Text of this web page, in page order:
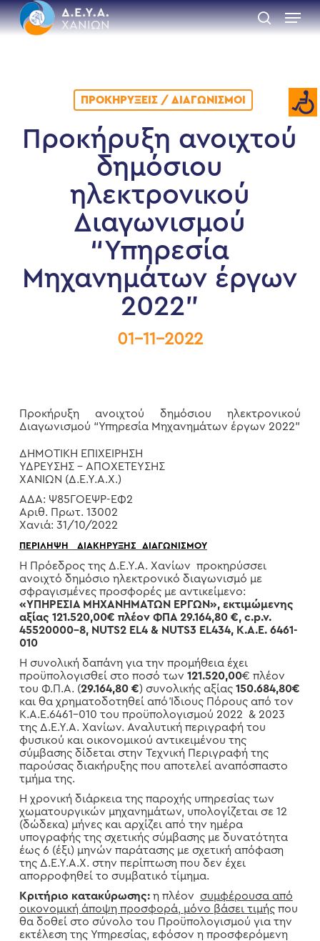
Skip
to
main
search
Menu
ΠΡΟΚΗΡΎΞΕΙΣ / ΔΙΑΓΩΝΙΣΜΟΊ
Προκήρυξη ανοιχτού
δημόσιου
ηλεκτρονικού
Διαγωνισμού
“Υπηρεσία
Μηχανημάτων έργων
2022”
01-11-2022
Προκήρυξη ανοιχτού δημόσιου ηλεκτρονικού
Διαγωνισμού “Υπηρεσία Μηχανημάτων έργων 2022”
ΔΗΜΟΤΙΚΗ ΕΠΙΧΕΙΡΗΣΗ
ΥΔΡΕΥΣΗΣ – ΑΠΟΧΕΤΕΥΣΗΣ
ΧΑΝΙΩΝ (Δ.Ε.Υ.Α.Χ.)
ΑΔΑ: Ψ85ΓΟΕΨΡ-ΕΦ2
Αριθ. Πρωτ. 13002
Χανιά: 31/10/2022
ΠΕΡΙΛΗΨΗ ΔΙΑΚΗΡΥΞΗΣ ΔΙΑΓΩΝΙΣΜΟΥ
Η Πρόεδρος της Δ.Ε.Υ.Α. Χανίων προκηρύσσει
ανοιχτό δημόσιο ηλεκτρονικό διαγωνισμό με
σφραγισμένες προσφορές με αντικείμενο:
«ΥΠΗΡΕΣΙΑ ΜΗΧΑΝΗΜΑΤΩΝ ΕΡΓΩΝ», εκτιμώμενης
αξίας 121.520,00€ πλέον ΦΠΑ 29.164,80 €, c.p.v.
45520000-8, NUTS2 EL4 & NUTS3 EL434, Κ.Α.Ε. 6461-
010
Η συνολική δαπάνη για την προμήθεια έχει
προϋπολογισθεί στο ποσό των 121.520,00€ πλέον
του Φ.Π.Α. (29.164,80 €) συνολικής αξίας 150.684,80€
και θα χρηματοδοτηθεί από Ίδιους Πόρους από τον
Κ.Α.Ε.6461-010 του προϋπολογισμού 2022 & 2023
της Δ.Ε.Υ.Α. Χανίων. Αναλυτική περιγραφή του
φυσικού και οικονομικού αντικειμένου της
σύμβασης δίδεται στην Τεχνική Περιγραφή της
παρούσας διακήρυξης που αποτελεί αναπόσπαστο
τμήμα της.
Η χρονική διάρκεια της παροχής υπηρεσίας των
χωματουργικών μηχανημάτων, υπολογίζεται σε 12
(δώδεκα) μήνες και αρχίζει από την ημέρα
υπογραφής της σχετικής σύμβασης με δυνατότητα
έως 6 (έξι) μηνών παράτασης με σχετική απόφαση
της Δ.Ε.Υ.Α.Χ. στην περίπτωση που δεν έχει
απορροφηθεί το συμβατικό τίμημα.
Κριτήριο κατακύρωσης:η πλέον συμφέρουσα από
οικονομική άποψη προσφορά, μόνο βάσει τιμήςπου
θα δοθεί στο σύνολο του Προϋπολογισμού για την
εκτέλεση της Υπηρεσίας, εφόσον η προσφερόμενη